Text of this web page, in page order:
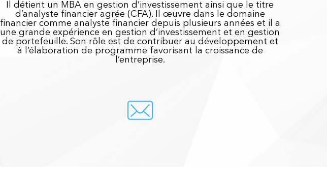
Il détient un MBA en gestion d’investissement ainsi que le titre
d’analyste financier agrée (CFA). Il œuvre dans le domaine
financier comme analyste financier depuis plusieurs années et il a
une grande expérience en gestion d’investissement et en gestion
de portefeuille. Son rôle est de contribuer au développement et
à l’élaboration de programme favorisant la croissance de
l’entreprise.